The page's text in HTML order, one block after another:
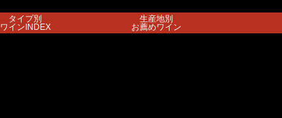
タイプ別
ワインINDEX
生産地別
お薦めワイン